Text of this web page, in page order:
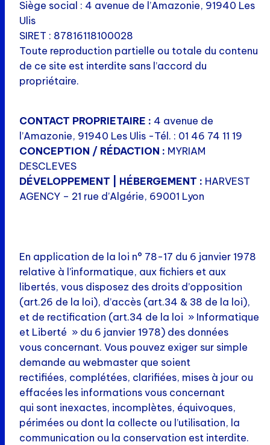
Siège social : 4 avenue de l’Amazonie, 91940 Les
Ulis
SIRET : 87816118100028
Toute reproduction partielle ou totale du contenu
de ce site est interdite sans l’accord du
propriétaire.
CONTACT PROPRIETAIRE : 4 avenue de
l’Amazonie, 91940 Les Ulis -Tél. : 01 46 74 11 19
CONCEPTION / RÉDACTION : MYRIAM
DESCLEVES
DÉVELOPPEMENT | HÉBERGEMENT : HARVEST
AGENCY – 21 rue d’Algérie, 69001 Lyon
En application de la loi n° 78-17 du 6 janvier 1978
relative à l’informatique, aux fichiers et aux
libertés, vous disposez des droits d’opposition
(art.26 de la loi), d’accès (art.34 & 38 de la loi),
et de rectification (art.34 de la loi » Informatique
et Liberté » du 6 janvier 1978) des données
vous concernant. Vous pouvez exiger sur simple
demande au webmaster que soient
rectifiées, complétées, clarifiées, mises à jour ou
effacées les informations vous concernant
qui sont inexactes, incomplètes, équivoques,
périmées ou dont la collecte ou l’utilisation, la
communication ou la conservation est interdite.